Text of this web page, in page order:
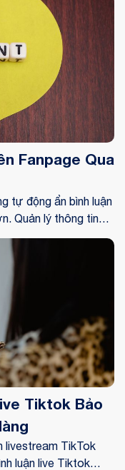
Fanpage Qua
tự động ẩn bình luận
Quản lý thông tin
đối và chốt đơn
Tiktok Bảo
livestream TikTok
luận live Tiktok